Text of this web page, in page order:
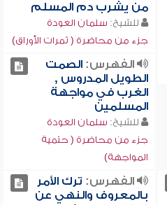
من يشرب دم المسلم
للشيخ: سلمان العودة
جزء من محاضرة ( ثمرات الأوراق)
الفهرس:الصمت
الطويل المدروس ,
الغرب في مواجهة
المسلمين
للشيخ: سلمان العودة
جزء من محاضرة ( حتمية
المواجهة)
الفهرس: ترك الأمر
بالمعروف والنهي عن